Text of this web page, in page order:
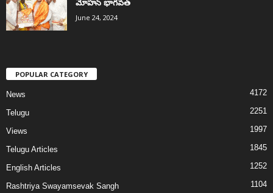
మోహన్ భాగవత్
June 24, 2024
POPULAR CATEGORY
News 4172
Telugu 2251
Views 1997
Telugu Articles 1845
English Articles 1252
Rashtriya Swayamsevak Sangh 1104